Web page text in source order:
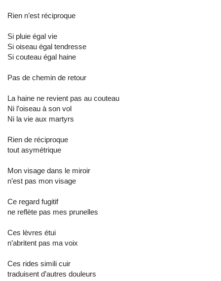
Rien n’est réciproque
Si pluie égal vie
Si oiseau égal tendresse
Si couteau égal haine
Pas de chemin de retour
La haine ne revient pas au couteau
Ni l’oiseau à son vol
Ni la vie aux martyrs
Rien de réciproque
tout asymétrique
Mon visage dans le miroir
n’est pas mon visage
Ce regard fugitif
ne reflète pas mes prunelles
Ces lèvres étui
n’abritent pas ma voix
Ces rides simili cuir
traduisent d’autres douleurs